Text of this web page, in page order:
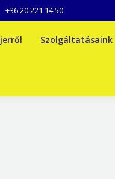
+36 20 221 14 50
Szolgáltatásaink